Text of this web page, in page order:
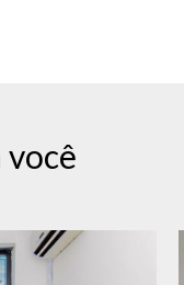
você